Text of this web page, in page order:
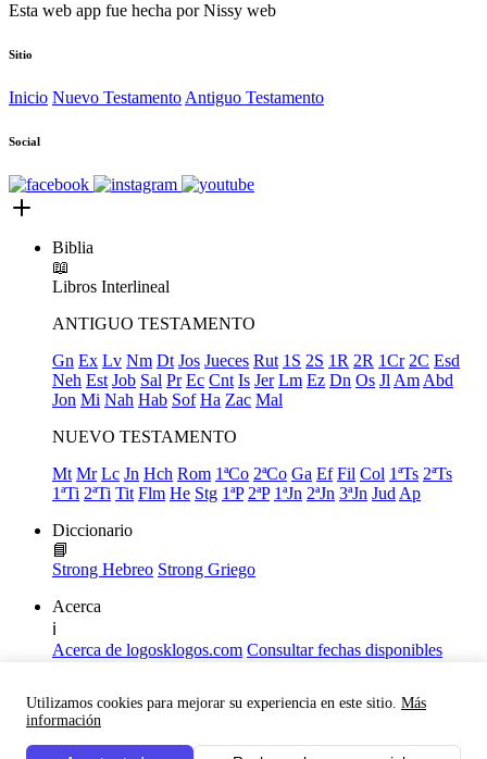
Utilizamos cookies para mejorar su experiencia en este sitio. Más
información
Esta web app fue hecha porNissy web
Sitio
Inicio Nuevo Testamento Antiguo Testamento
Social
Biblia
📖
Libros Interlineal
ANTIGUO TESTAMENTO
Gn Ex Lv Nm Dt Jos Jueces Rut 1S 2S 1R 2R 1Cr 2C Esd
Neh Est Job Sal Pr Ec Cnt Is Jer Lm Ez Dn Os Jl Am Abd
Jon Mi Nah Hab Sof Ha Zac Mal
NUEVO TESTAMENTO
Mt Mr Lc Jn Hch Rom 1ªCo 2ªCo Ga Ef Fil Col 1ªTs 2ªTs
1ªTi 2ªTi Tit Flm He Stg 1ªP 2ªP 1ªJn 2ªJn 3ªJn Jud Ap
Diccionario
📘
Strong Hebreo Strong Griego
Acerca
ℹ️
Acerca de logosklogos.com Consultar fechas disponibles
Links útiles
Facebook